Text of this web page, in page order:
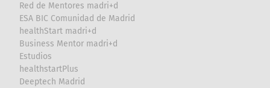
Red de Mentores madri+d
ESA BIC Comunidad de Madrid
healthStart madri+d
Business Mentor madri+d
Estudios
healthstartPlus
Deeptech Madrid